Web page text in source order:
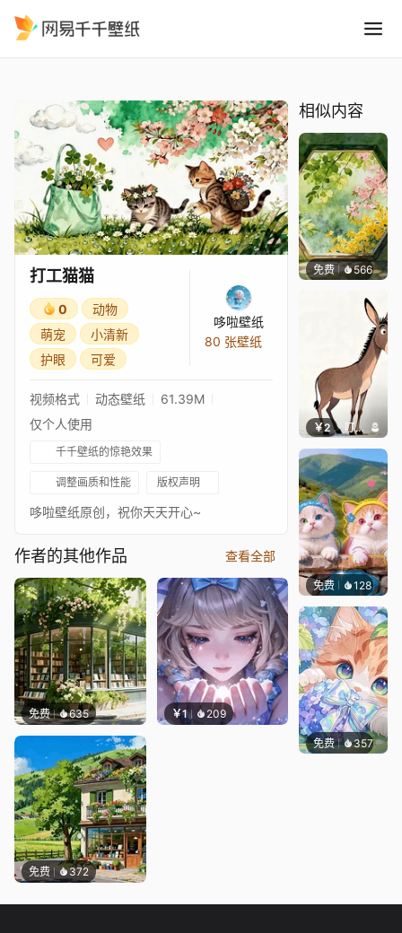
打工猫猫
0
动物
萌宠
小清新
护眼
可爱
哆啦壁纸
80 张壁纸
视频格式 动态壁纸
61.39M
仅个人使用
千千壁纸的惊艳效果
调整画质和性能 版权声明
哆啦壁纸原创，祝你天天开心~
作者的其他作品 查看全部
免费 635 ￥1 209
免费 372
相似内容
免费 566渔小小
￥2 叮叮当当
免费 128豆子
免费 357豆子